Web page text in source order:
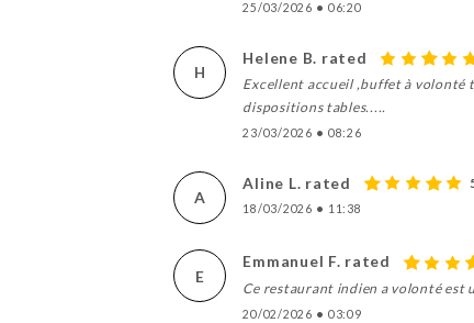
25/03/2026 • 06:20
H
Helene B. rated
Excellent accueil ,buffet à volonté
dispositions tables.....
23/03/2026 • 08:26
A
Aline L. rated
18/03/2026 • 11:38
E
Emmanuel F. rated
Ce restaurant indien a volonté est
20/02/2026 • 03:09